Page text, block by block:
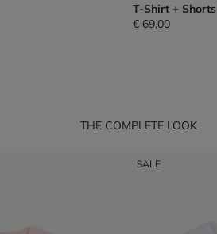
T-Shirt +
€ 69,00
THE COMPLETE LOOK
SALE